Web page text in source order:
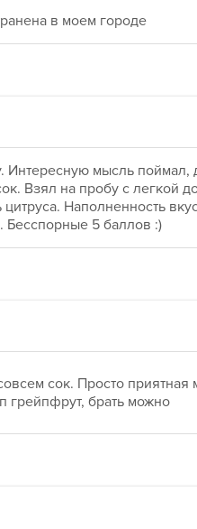
в моем городе
Интересную мысль
Взял на пробу с легкой
Наполненность
Бесспорные 5 баллов :)
сок. Просто приятная
грейпфрут, брать можно